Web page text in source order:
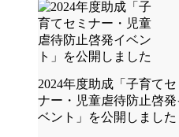
2024年度助成「子育てセ
ナー・児童虐待防止啓発
ベント」を公開しました